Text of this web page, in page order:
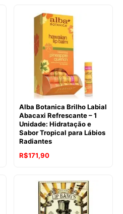
Alba Botanica Brilho Labial
Abacaxi Refrescante – 1
Unidade: Hidratação e
Sabor Tropical para Lábios
Radiantes
R$171,90